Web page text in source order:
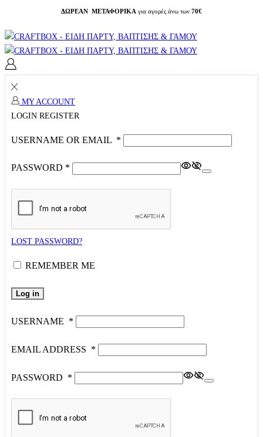
ΔΩΡΕΑΝ ΜΕΤΑΦΟΡΙΚΑ για αγορές άνω των 70€
MY ACCOUNT
LOGIN REGISTER
USERNAME OR EMAIL *
PASSWORD *
LOST PASSWORD?
REMEMBER ME
Log in
USERNAME *
EMAIL ADDRESS *
PASSWORD *